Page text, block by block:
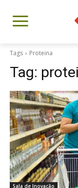
Tags Proteina
Tag:
Sala de Inovação